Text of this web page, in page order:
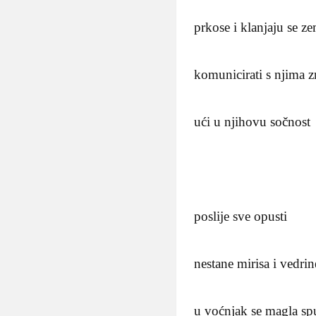
prkose i klanjaju se
komunicirati s njima
ući u njihovu sočnost
poslije sve opusti
nestane mirisa i
u voćnjak se magla